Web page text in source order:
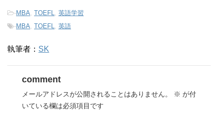
-MBA TOEFL
英語学習
-MBA TOEFL 英語
執筆者： SK
comment
メールアドレスが公開されることはありません。 ※ が付
いている欄は必須項目です